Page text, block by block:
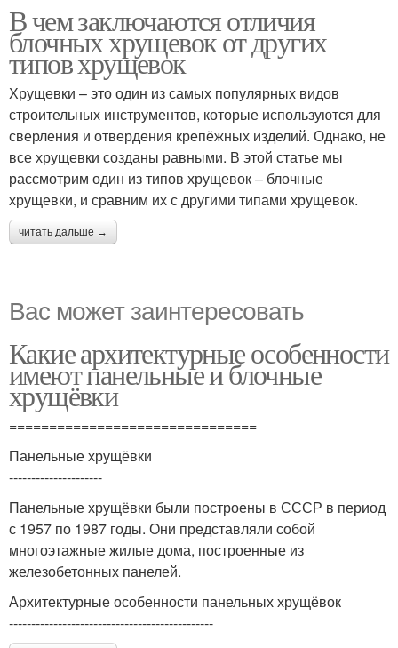
В чем заключаются отличия
блочных хрущевок от других
типов хрущевок
Хрущевки – это один из самых популярных видов
строительных инструментов, которые используются для
сверления и отвердения крепёжных изделий. Однако, не
все хрущевки созданы равными. В этой статье мы
рассмотрим один из типов хрущевок – блочные
хрущевки, и сравним их с другими типами хрущевок.
читать дальше →
Вас может заинтересовать
Какие архитектурные особенности
имеют панельные и блочные
хрущёвки
===============================
Панельные хрущёвки
---------------------
Панельные хрущёвки были построены в СССР в период
с 1957 по 1987 годы. Они представляли собой
многоэтажные жилые дома, построенные из
железобетонных панелей.
Архитектурные особенности панельных хрущёвок
----------------------------------------------